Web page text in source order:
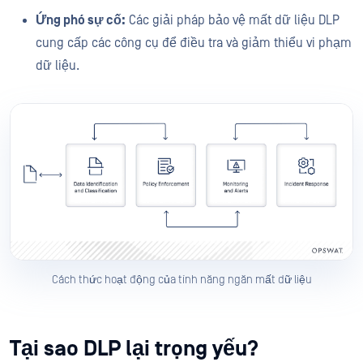
Ứng phó sự cố: Các giải pháp bảo vệ mất dữ liệu DLP
cung cấp các công cụ để điều tra và giảm thiểu vi phạm
dữ liệu.
Cách thức hoạt động của tính năng ngăn mất dữ liệu
Tại sao DLP lại trọng yếu?